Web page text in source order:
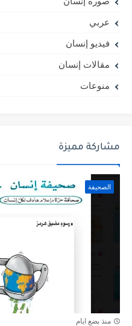
عربي
فيديو إنسان
مقالات إنسان
منوعات
مشاركة مميزة
الصحيفة
منذ بضع ايام